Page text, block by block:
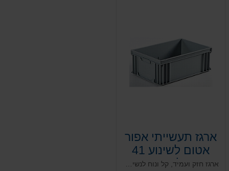
ארגז תעשייתי אפור
אטום לשינוע 41
ליטר
ארגז חזק ועמיד, קל ונוח לנשיאה. מותאם לשינוע פנים וחוץ ובעל מכסה תואם ואפשרות להוספת מדבקות בר קוד ייחודיות המאפשרות זיהוי ייחודי של כל ארגז ואופטימליות לשם מעקב לאורך כל שלבי התהליך. מומלץ לעבודה עם בצקים בשלב התפחתם וגם עבור תעשיית הפארמה